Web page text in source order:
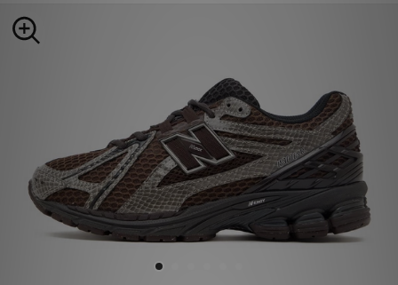
Enfant
Football
Sports